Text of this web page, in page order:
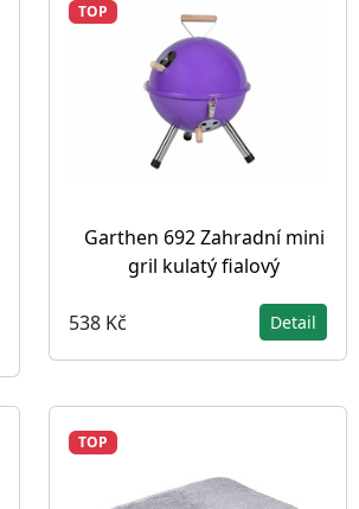
TOP
Garthen 692 Zahradní mini
gril kulatý fialový
538 Kč Detail
TOP